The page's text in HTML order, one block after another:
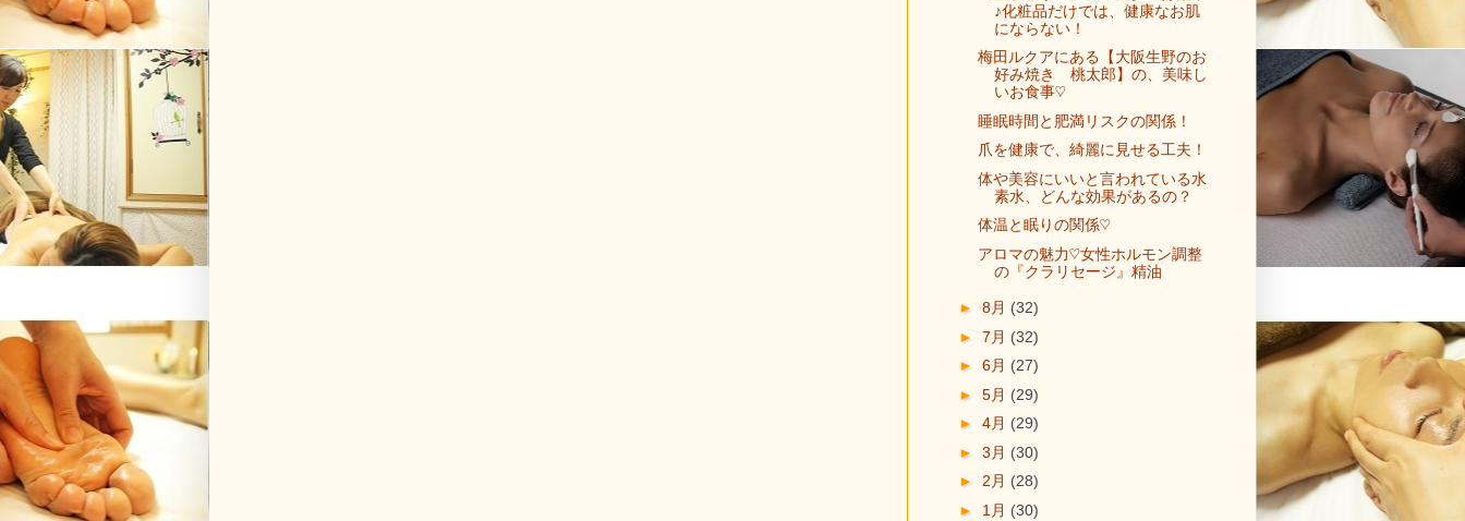
♪化粧品だけでは、健康なお肌
にならない！
梅田ルクアにある【大阪生野のお
好み焼き 桃太郎】の、美味し
いお食事♡
睡眠時間と肥満リスクの関係！
爪を健康で、綺麗に見せる工夫！
体や美容にいいと言われている水
素水、どんな効果があるの？
体温と眠りの関係♡
アロマの魅力♡女性ホルモン調整
の『クラリセージ』精油
► 8月 (32)
► 7月 (32)
► 6月 (27)
► 5月 (29)
► 4月 (29)
► 3月 (30)
► 2月 (28)
► 1月 (30)